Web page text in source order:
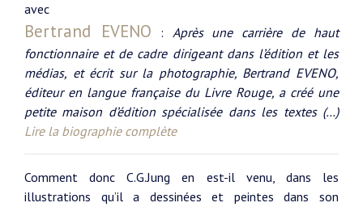
avec
Bertrand EVENO : Après une carrière de haut
fonctionnaire et de cadre dirigeant dans l’édition et les
médias, et écrit sur la photographie, Bertrand EVENO,
éditeur en langue française du Livre Rouge, a créé une
petite maison d’édition spécialisée dans les textes (…)
Lire la biographie complète
Comment donc C.G.Jung en est-il venu, dans les
illustrations qu’il a dessinées et peintes dans son